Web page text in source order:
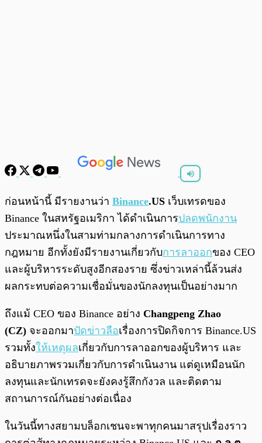
พร้อมเล่น
ก่อนหน้านี้ มีรายงานว่า Binance.US เว็บเทรดของ
Binance ในสหรัฐอเมริกา ได้ดำเนินการปลดพนักงาน
ประมาณหนึ่งในสามท่ามกลางการดำเนินการทาง
กฎหมาย อีกทั้งยังมีรายงานเกี่ยวกับการลาออกของ CEO
และผู้บริหารระดับสูงอีกสองราย ซึ่งข่าวเหล่านี้ล้วนส่ง
ผลกระทบต่อความเชื่อมั่นของนักลงทุนเป็นอย่างมาก
ถึงแม้ CEO ของ Binance อย่าง Changpeng Zhao
(CZ) จะออกมาปัดข่าวลือเรื่องการปิดกิจการ Binance.US
รวมทั้งให้เหตุผลเกี่ยวกับการลาออกของผู้บริหาร และ
อธิบายภาพรวมเกี่ยวกับการดำเนินงาน แต่ดูเหมือนนัก
ลงทุนและนักเทรดจะยังคงรู้สึกกังวล และติดตาม
สถานการณ์กันอย่างต่อเนื่อง
ในวันนี้ทางสยามบล็อกเชนจะพาทุกคนมาสรุปเรื่องราว